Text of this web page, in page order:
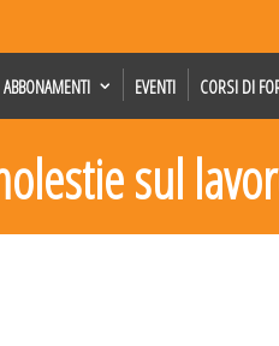
ABBONAMENTI EVENTI CORSI DI
sul